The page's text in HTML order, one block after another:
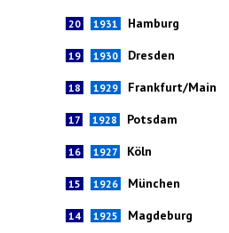
20 1931 Hamburg
19 1930 Dresden
18 1929 Frankfurt/Main
17 1928 Potsdam
16 1927 Köln
15 1926 München
14 1925 Magdeburg